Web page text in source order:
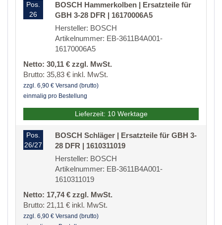
Pos.
26
BOSCH Hammerkolben | Ersatzteile für
GBH 3-28 DFR | 16170006A5
Hersteller: BOSCH
Artikelnummer: EB-3611B4A001-
16170006A5
Netto: 30,11 € zzgl. MwSt.
Brutto: 35,83 € inkl. MwSt.
zzgl. 6,90 € Versand (brutto)
einmalig pro Bestellung
Lieferzeit: 10 Werktage
Pos.
26/27
BOSCH Schläger | Ersatzteile für GBH 3-
28 DFR | 1610311019
Hersteller: BOSCH
Artikelnummer: EB-3611B4A001-
1610311019
Netto: 17,74 € zzgl. MwSt.
Brutto: 21,11 € inkl. MwSt.
zzgl. 6,90 € Versand (brutto)